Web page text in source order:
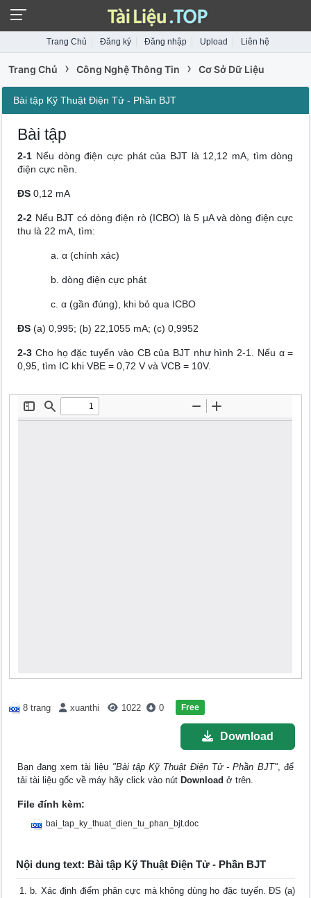
Trang Chủ Đăng ký Đăng nhập Upload Liên hệ
Trang Chủ › Công Nghệ Thông Tin › Cơ Sở Dữ Liệu
Bài tập Kỹ Thuật Điện Tử - Phần BJT
Bài tập
2-1 Nếu dòng điện cực phát của BJT là 12,12 mA, tìm dòng
điện cực nền.
ĐS 0,12 mA
2-2 Nếu BJT có dòng điện rò (ICBO) là 5 μA và dòng điện cực
thu là 22 mA, tìm:
a. α (chính xác)
b. dòng điện cực phát
c. α (gần đúng), khi bỏ qua ICBO
ĐS (a) 0,995; (b) 22,1055 mA; (c) 0,9952
2-3 Cho họ đặc tuyến vào CB của BJT như hình 2-1. Nếu α =
0,95, tìm IC khi VBE = 0,72 V và VCB = 10V.
8 trang xuanthi 1022 0 Free
Download
Bạn đang xem tài liệu "Bài tập Kỹ Thuật Điện Tử - Phần BJT", để
tải tài liệu gốc về máy hãy click vào nút Download ở trên.
File đính kèm:
bai_tap_ky_thuat_dien_tu_phan_bjt.doc
Nội dung text: Bài tập Kỹ Thuật Điện Tử - Phần BJT
b. Xác định điểm phân cực mà không dùng họ đặc tuyến. ĐS (a)